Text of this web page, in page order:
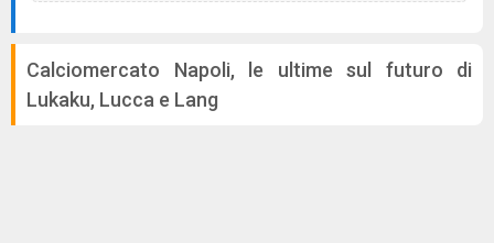
Calciomercato Napoli, le ultime sul futuro di
Lukaku, Lucca e Lang